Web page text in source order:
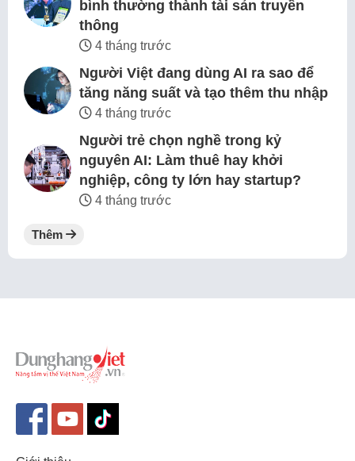
bình thường thành tài sản truyền
thông
4 tháng trước
Người Việt đang dùng AI ra sao để
tăng năng suất và tạo thêm thu nhập
4 tháng trước
Người trẻ chọn nghề trong kỷ
nguyên AI: Làm thuê hay khởi
nghiệp, công ty lớn hay startup?
4 tháng trước
Thêm